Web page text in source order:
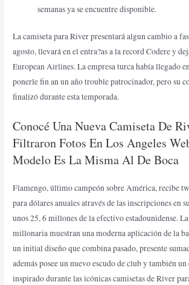
semanas ya se encuentre disponible.
La camiseta para River presentará algun cambio a
agosto, llevará en el entra?as a la record Codere y
European Airlines. La empresa turca había llegado
ponerle fin an un año trouble patrocinador, pero su
finalizó durante esta temporada.
Conocé Una Nueva Camiseta De
Filtraron Fotos En Los Angeles
Modelo Es La Misma Al De Boca
Flamengo, último campeón sobre América, recibe
para dólares anuales através de las inscripciones en
unos 25, 6 millones de la efectivo estadounidense.
millonaria muestran una moderna aplicación de la
un initial diseño que combina pasado, presente
además posee un nuevo escudo de club y también
inspirado durante las icónicas camisetas de River